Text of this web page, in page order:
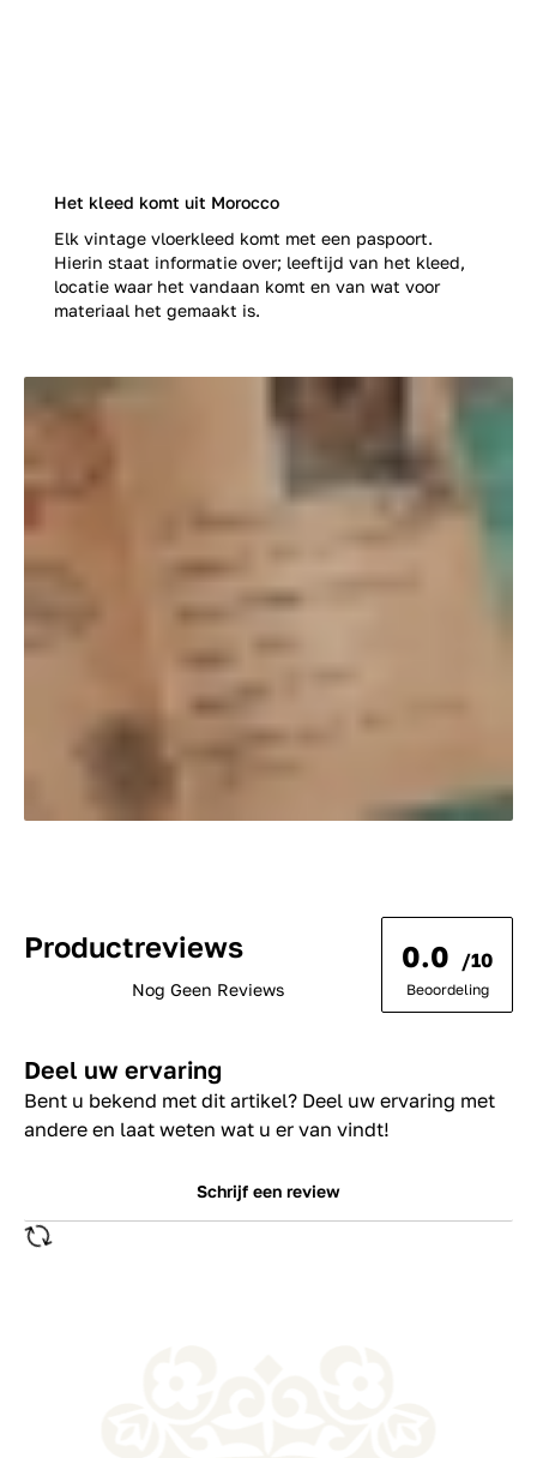
Het kleed komt uit Morocco
Elk vintage vloerkleed komt met een paspoort.
Hierin staat informatie over; leeftijd van het kleed,
locatie waar het vandaan komt en van wat voor
materiaal het gemaakt is.
Productreviews
Nog Geen Reviews
0.0 /10
Beoordeling
Deel uw ervaring
Bent u bekend met dit artikel? Deel uw ervaring met
andere en laat weten wat u er van vindt!
Schrijf een review